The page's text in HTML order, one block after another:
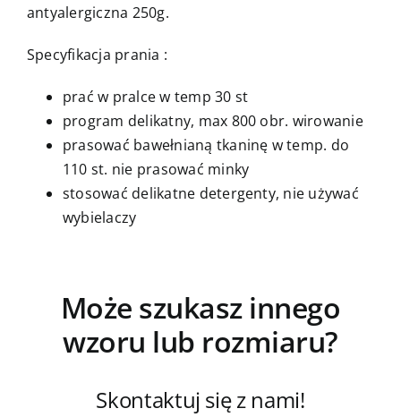
antyalergiczna 250g.
Specyfikacja prania :
prać w pralce w temp 30 st
program delikatny, max 800 obr. wirowanie
prasować bawełnianą tkaninę w temp. do
110 st. nie prasować minky
stosować delikatne detergenty, nie używać
wybielaczy
Może szukasz innego
wzoru lub rozmiaru?
Skontaktuj się z nami!